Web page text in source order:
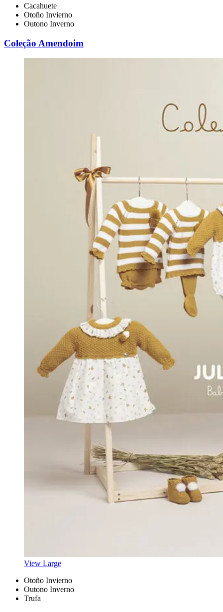
Cacahuete
Otoño Invierno
Outono Inverno
Coleção Amendoim
View Large
Otoño Invierno
Outono Inverno
Trufa